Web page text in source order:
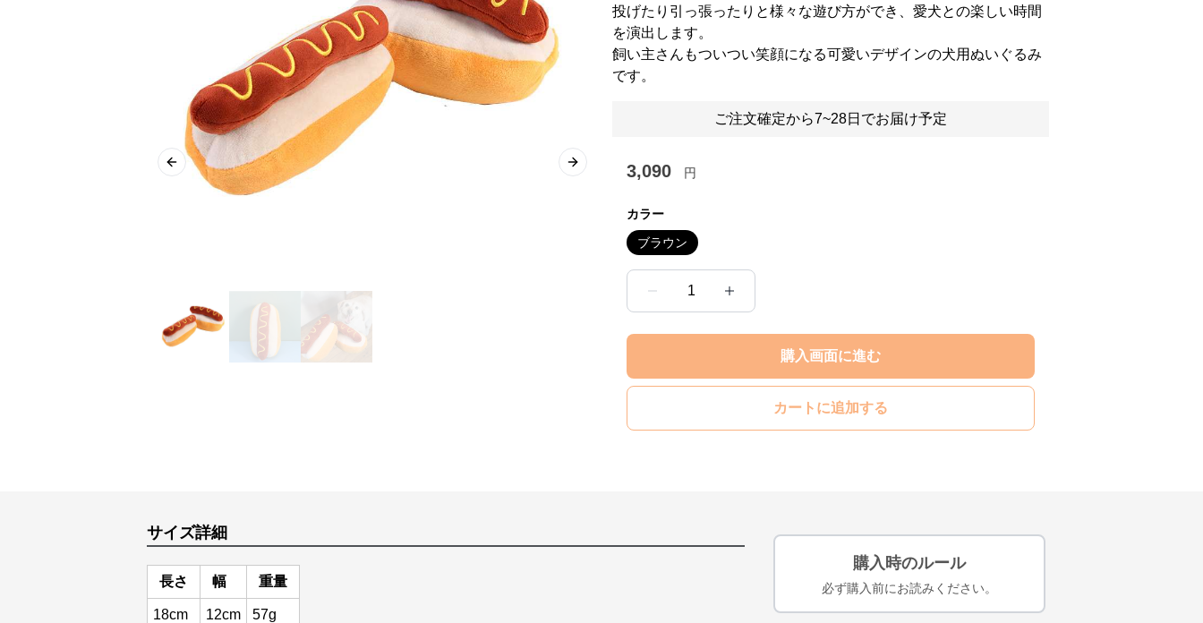
Previous slide Next slide
投げたり引っ張ったりと様々な遊び方ができ、愛犬との楽しい時間
を演出します。
飼い主さんもついつい笑顔になる可愛いデザインの犬用ぬいぐるみ
です。
ご注文確定から7~28日でお届け予定
3,090 円
カラー
ブラウン
1
購入画面に進む
カートに追加する
サイズ詳細
長さ 幅 重量
18cm 12cm 57g
購入時のルール
必ず購入前にお読みください。